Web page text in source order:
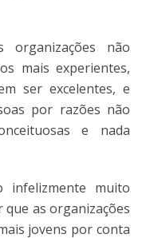
não
mais experientes,
ser excelentes, e
por razões não
e nada
infelizmente muito
as organizações
jovens por conta